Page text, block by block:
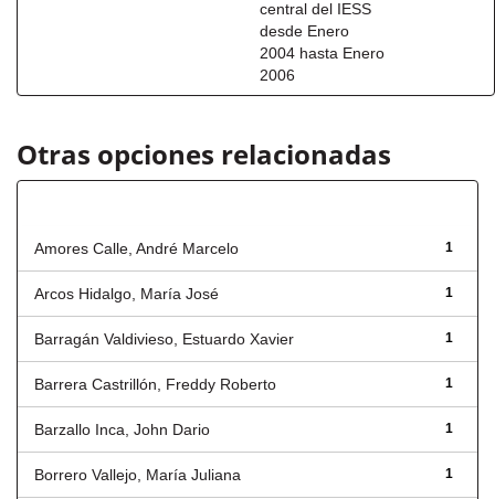
central del IESS
desde Enero
2004 hasta Enero
2006
Otras opciones relacionadas
1
Amores Calle, André Marcelo
1
Arcos Hidalgo, María José
1
Barragán Valdivieso, Estuardo Xavier
1
Barrera Castrillón, Freddy Roberto
1
Barzallo Inca, John Dario
1
Borrero Vallejo, María Juliana